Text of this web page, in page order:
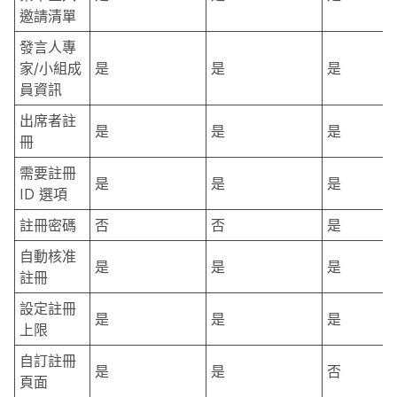
邀請清單
發言人專
家/小組成
員資訊
是 是 是
出席者註
冊
是 是 是
需要註冊
ID 選項
是 是 是
註冊密碼 否 否
是
自動核准
註冊
是 是 是
設定註冊
上限
是 是 是
自訂註冊
頁面
是 是 否